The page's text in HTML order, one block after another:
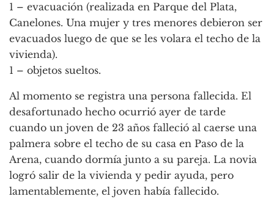
1 – evacuación (realizada en Parque del Plata,
Canelones. Una mujer y tres menores debieron ser
evacuados luego de que se les volara el techo de la
vivienda).
1 – objetos sueltos.
Al momento se registra una persona fallecida. El
desafortunado hecho ocurrió ayer de tarde
cuando un joven de 23 años falleció al caerse una
palmera sobre el techo de su casa en Paso de la
Arena, cuando dormía junto a su pareja. La novia
logró salir de la vivienda y pedir ayuda, pero
lamentablemente, el joven había fallecido.